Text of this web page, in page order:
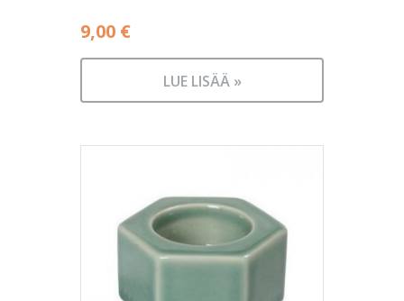
9,00 €
LUE LISÄÄ »